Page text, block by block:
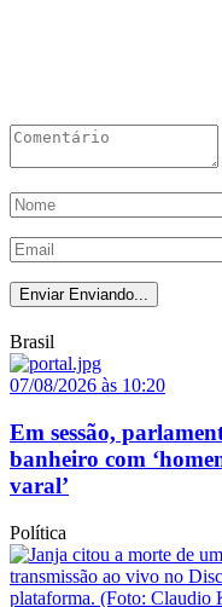
Enviar Enviando...
Brasil
07/08/2026 às 10:20
Em sessão,
banheiro com
varal’
Política